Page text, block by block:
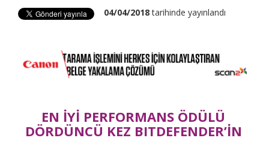
04/04/2018tarihinde yayınlandı
EN İYİ PERFORMANS ÖDÜLÜ
DÖRDÜNCÜ KEZ BITDEFENDER’İN